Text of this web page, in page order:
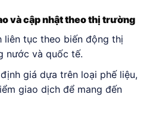
và cập nhật theo thị trường
liên tục theo biến động thị
nước và quốc tế.
giá dựa trên loại phế liệu,
giao dịch để mang đến